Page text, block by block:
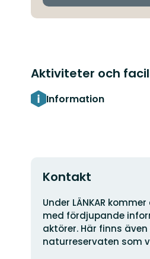
Aktiviteter och
Information
Kontakt
Adress
Under LÄNKAR
med fördjupande
aktörer. Här finns
naturreservaten som